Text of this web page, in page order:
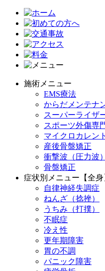
施術メニュー
EMS療法
からだメンテナ
スーパーライザ
スポーツ外傷専
マイクロカレン
産後骨盤矯正
衝撃波（圧力波
骨盤矯正
症状別メニュー【全身
自律神経失調症
ねんざ（捻挫）
うちみ（打撲）
不眠症
冷え性
更年期障害
胃の不調
パニック障害